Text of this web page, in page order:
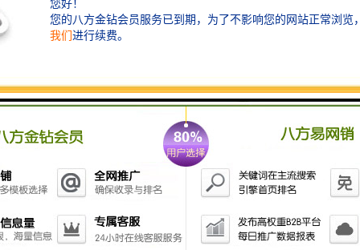
1、改善水循环系统管理体系的工作压力的功能。雨水回